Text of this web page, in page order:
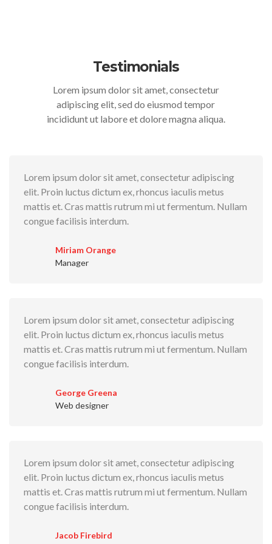
Testimonials
Lorem ipsum dolor sit amet, consectetur
adipiscing elit, sed do eiusmod tempor
incididunt ut labore et dolore magna aliqua.
Lorem ipsum dolor sit amet, consectetur adipiscing
elit. Proin luctus dictum ex, rhoncus iaculis metus
mattis et. Cras mattis rutrum mi ut fermentum. Nullam
congue facilisis interdum.
Miriam Orange
Manager
Lorem ipsum dolor sit amet, consectetur adipiscing
elit. Proin luctus dictum ex, rhoncus iaculis metus
mattis et. Cras mattis rutrum mi ut fermentum. Nullam
congue facilisis interdum.
George Greena
Web designer
Lorem ipsum dolor sit amet, consectetur adipiscing
elit. Proin luctus dictum ex, rhoncus iaculis metus
mattis et. Cras mattis rutrum mi ut fermentum. Nullam
congue facilisis interdum.
Jacob Firebird